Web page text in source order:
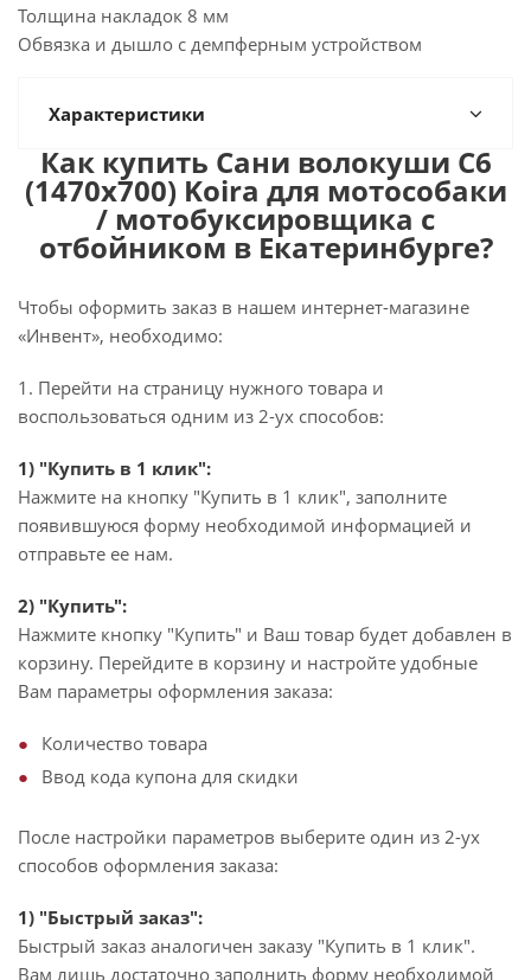
Толщина накладок 8 мм
Обвязка и дышло с демпферным устройством
Характеристики
Как купить Сани волокуши С6
(1470х700) Koira для мотособаки
/ мотобуксировщика с
отбойником в Екатеринбурге?
Чтобы оформить заказ в нашем интернет-магазине
«Инвент», необходимо:
1. Перейти на страницу нужного товара и
воспользоваться одним из 2-ух способов:
1) "Купить в 1 клик":
Нажмите на кнопку "Купить в 1 клик", заполните
появившуюся форму необходимой информацией и
отправьте ее нам.
2) "Купить":
Нажмите кнопку "Купить" и Ваш товар будет добавлен в
корзину. Перейдите в корзину и настройте удобные
Вам параметры оформления заказа:
Количество товара
Ввод кода купона для скидки
После настройки параметров выберите один из 2-ух
способов оформления заказа:
1) "Быстрый заказ":
Быстрый заказ аналогичен заказу "Купить в 1 клик".
Вам лишь достаточно заполнить форму необходимой